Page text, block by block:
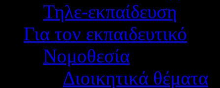
Τηλε-εκπαίδευση
Για τον εκπαιδευτικό
Νομοθεσία
Διοικητικά θέματα